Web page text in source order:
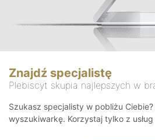
Znajdź specjalistę
Plebiscyt skupia najlepszych w
Szukasz specjalisty w pobliżu
wyszukiwarkę. Korzystaj tylko z